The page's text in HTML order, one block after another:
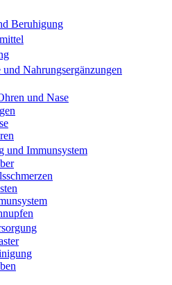
Beruhigung
Nahrungsergänzungen
und Nase
und Immunsystem